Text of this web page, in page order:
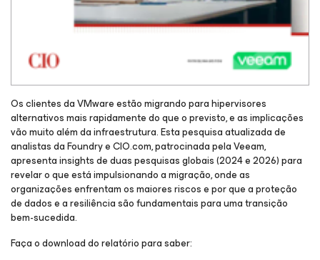
Os clientes da VMware estão migrando para hipervisores
alternativos mais rapidamente do que o previsto, e as implicações
vão muito além da infraestrutura. Esta pesquisa atualizada de
analistas da Foundry e CIO.com, patrocinada pela Veeam,
apresenta insights de duas pesquisas globais (2024 e 2026) para
revelar o que está impulsionando a migração, onde as
organizações enfrentam os maiores riscos e por que a proteção
de dados e a resiliência são fundamentais para uma transição
bem-sucedida.
Faça o download do relatório para saber: